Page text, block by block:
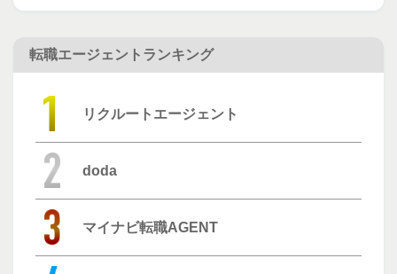
転職エージェントランキング
リクルートエージェント
doda
マイナビ転職AGENT